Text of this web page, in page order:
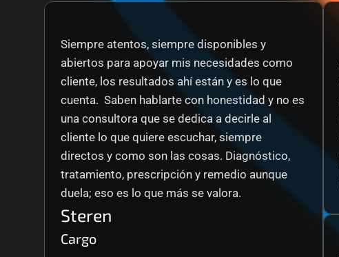
Siempre atentos, siempre disponibles y
abiertos para apoyar mis necesidades como
cliente, los resultados ahí están y es lo que
cuenta.  Saben hablarte con honestidad y no es
una consultora que se dedica a decirle al
cliente lo que quiere escuchar, siempre
directos y como son las cosas. Diagnóstico,
tratamiento, prescripción y remedio aunque
duela; eso es lo que más se valora.
Steren
Cargo